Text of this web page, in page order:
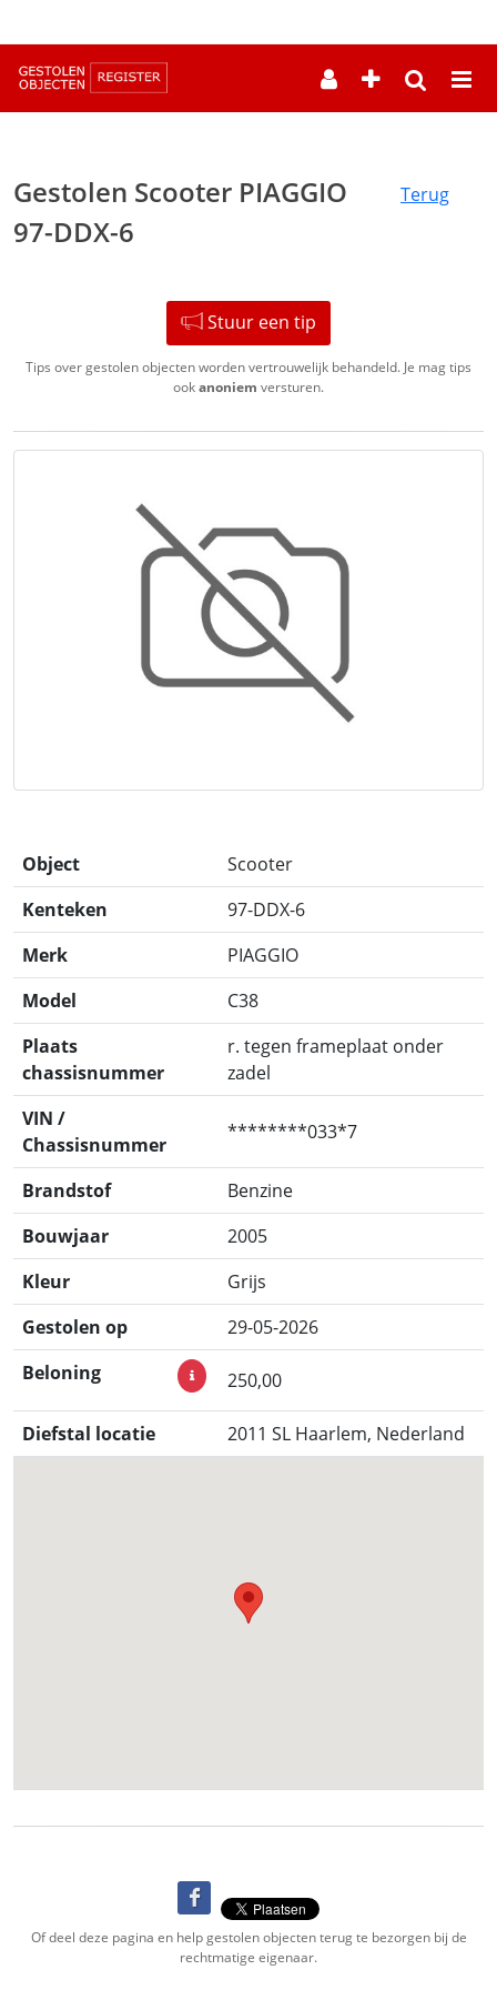
Gestolen Scooter PIAGGIO
97-DDX-6
Terug
Stuur een tip
Tips over gestolen objecten worden vertrouwelijk behandeld. Je mag tips
ookanoniem versturen.
Object
Scooter
Kenteken
97-DDX-6
Merk
PIAGGIO
Model
C38
Plaats
chassisnummer
r. tegen frameplaat onder
zadel
VIN /
Chassisnummer
********033*7
Brandstof
Benzine
Bouwjaar
2005
Kleur
Grijs
Gestolen op
29-05-2026
Beloning
250,00
Diefstal locatie 2011 SL Haarlem, Nederland
Of deel deze pagina en help gestolen objecten terug te bezorgen bij de
rechtmatige eigenaar.